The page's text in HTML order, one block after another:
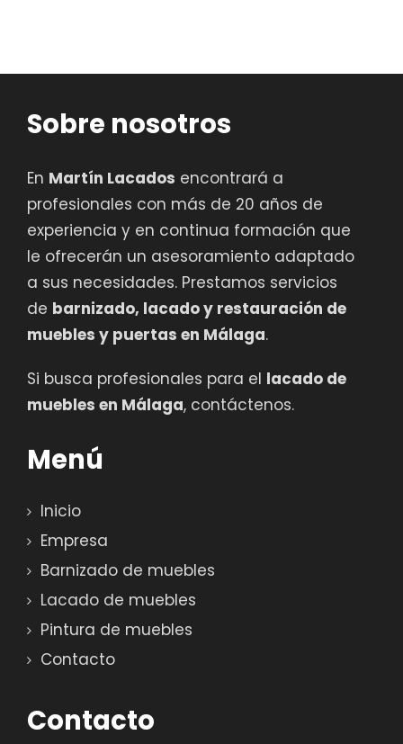
Sobre nosotros
En Martín Lacados encontrará a
profesionales con más de 20 años de
experiencia y en continua formación que
le ofrecerán un asesoramiento adaptado
a sus necesidades. Prestamos servicios
de barnizado, lacado y restauración de
muebles y puertas en Málaga.
Si busca profesionales para el lacado de
muebles en Málaga, contáctenos.
Menú
Inicio
Empresa
Barnizado de muebles
Lacado de muebles
Pintura de muebles
Contacto
Contacto